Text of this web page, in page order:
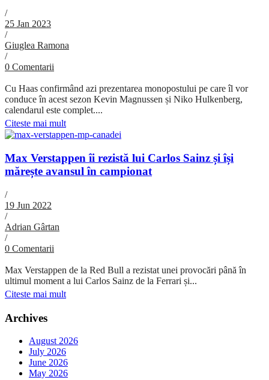
/
25 Jan 2023
/
Giuglea Ramona
/
0 Comentarii
Cu Haas confirmând azi prezentarea monopostului pe care îl vor
conduce în acest sezon Kevin Magnussen și Niko Hulkenberg,
calendarul este complet....
Citeste mai mult
Max Verstappen îi rezistă lui Carlos Sainz și își
mărește avansul în campionat
/
19 Jun 2022
/
Adrian Gârtan
/
0 Comentarii
Max Verstappen de la Red Bull a rezistat unei provocări până în
ultimul moment a lui Carlos Sainz de la Ferrari și...
Citeste mai mult
Archives
August 2026
July 2026
June 2026
May 2026